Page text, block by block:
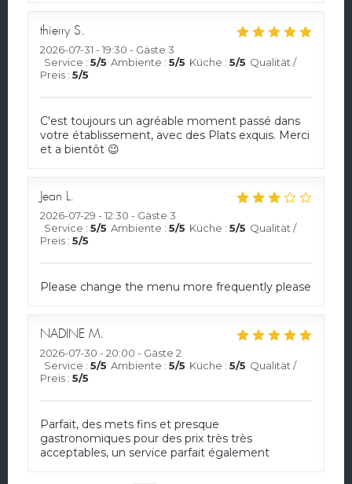
thierry S
2026-07-31 - 19:30 - Gäste 3
Service : 5/5 Ambiente : 5/5 Küche : 5/5 Qualität /
Preis : 5/5
C'est toujours un agréable moment passé dans
votre établissement, avec des Plats exquis. Merci
et a bientôt 😉
Jean L
2026-07-29 - 12:30 - Gäste 3
Service : 5/5 Ambiente : 5/5 Küche : 5/5 Qualität /
Preis : 5/5
Please change the menu more frequently please
NADINE M
2026-07-30 - 20:00 - Gäste 2
Service : 5/5 Ambiente : 5/5 Küche : 5/5 Qualität /
Preis : 5/5
Parfait, des mets fins et presque
gastronomiques pour des prix très très
acceptables, un service parfait également